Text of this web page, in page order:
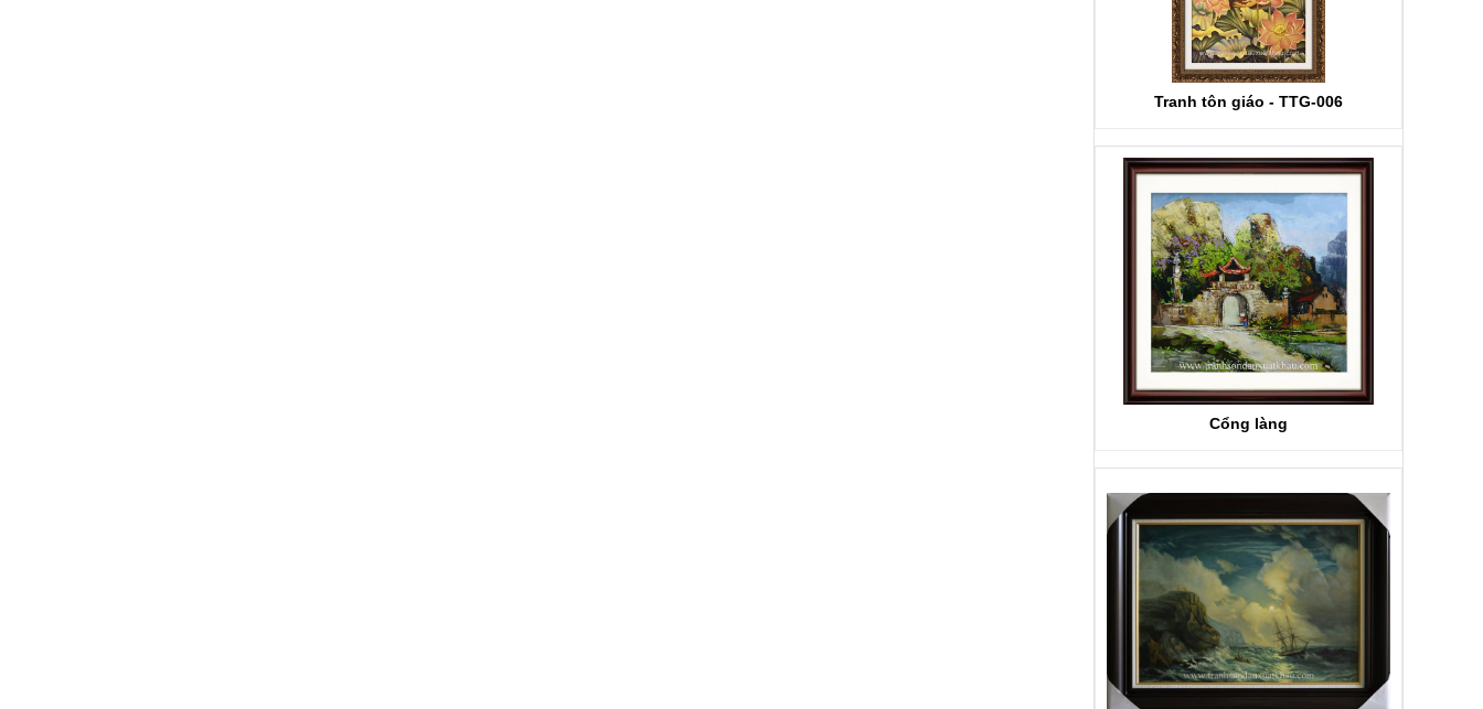
Tranh tôn giáo - TTG-006
Cổng làng